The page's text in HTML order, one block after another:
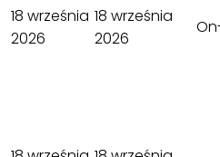
18 września
2026
18 września
2026